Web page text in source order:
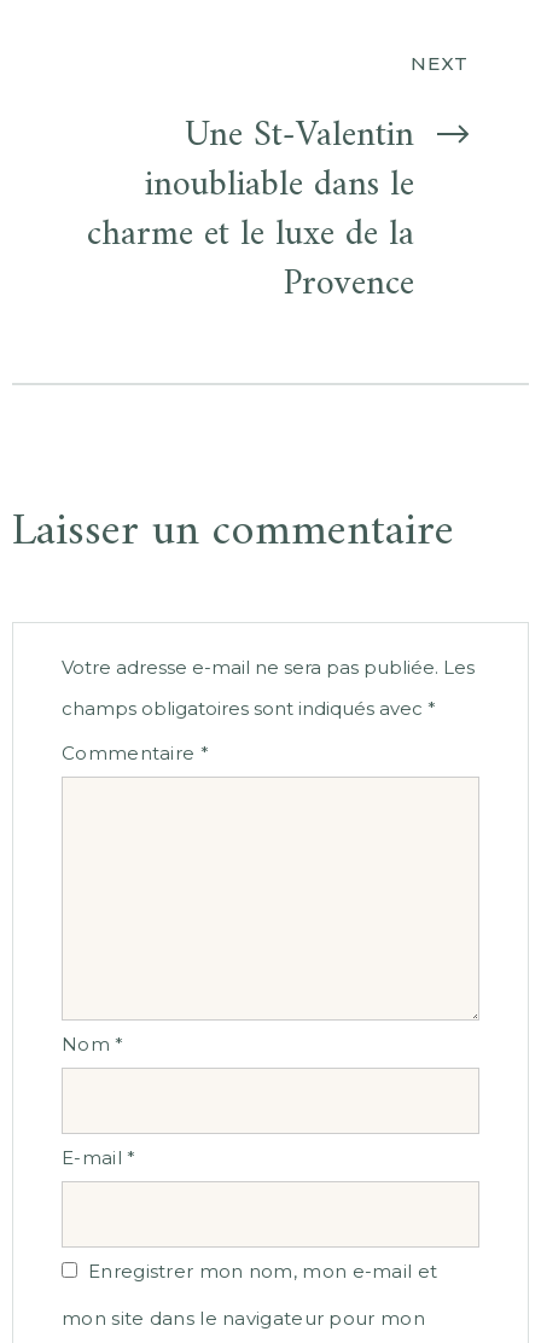
NEXT
Une St-Valentin
inoubliable dans le
charme et le luxe de la
Provence
Laisser un commentaire
Votre adresse e-mail ne sera pas publiée. Les
champs obligatoires sont indiqués avec *
Commentaire *
Nom*
E-mail*
Enregistrer mon nom, mon e-mail et
mon site dans le navigateur pour mon